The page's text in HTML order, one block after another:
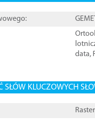
data,
SŁÓW KLUCZOWYCH
Raster